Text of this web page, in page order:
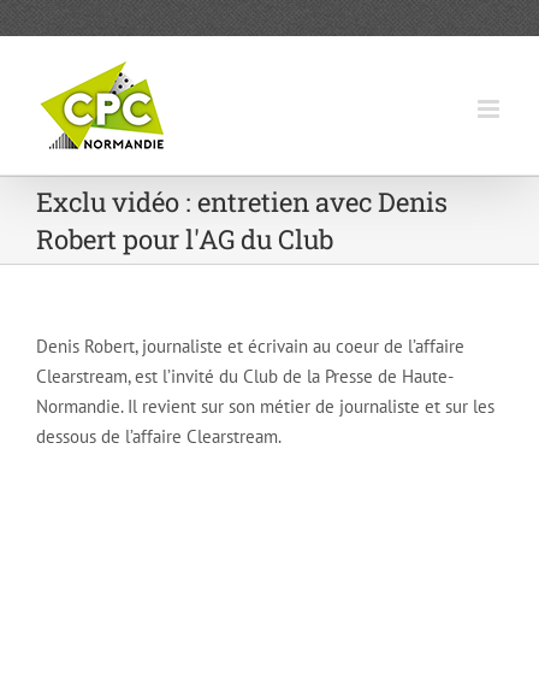
Exclu vidéo : entretien avec Denis
Robert pour l'AG du Club
Denis Robert, journaliste et écrivain au coeur de l’affaire
Clearstream, est l’invité du Club de la Presse de Haute-
Normandie. Il revient sur son métier de journaliste et sur les
dessous de l’affaire Clearstream.